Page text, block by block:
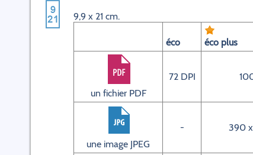
9,9 x 21 cm.
éco éco plus
un fichier PDF
72 DPI
une image JPEG
- 390